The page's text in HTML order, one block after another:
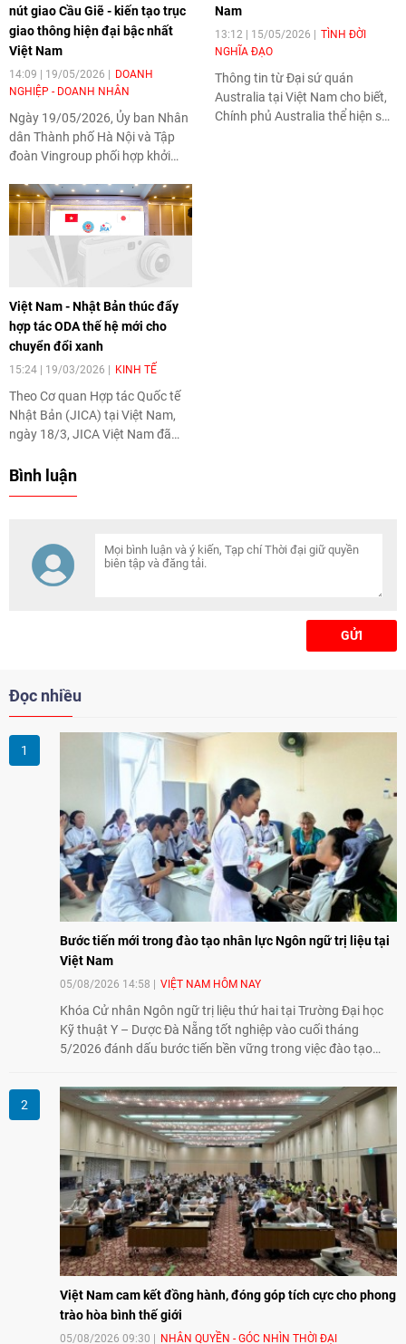
nút giao Cầu Giẽ - kiến tạo trục
giao thông hiện đại bậc nhất
Việt Nam
14:09 | 19/05/2026
DOANH
NGHIỆP - DOANH NHÂN
Ngày 19/05/2026, Ủy ban Nhân
dân Thành phố Hà Nội và Tập
đoàn Vingroup phối hợp khởi
Quốc lộ 1A gắn với chỉnh trang
và tái thiết đô thị - đoạn từ
đường vành đai 1 đến nút giao
Cầu Giẽ. Dự án dự kiến hoàn
thành vào năm 2027 với quy mô
16 làn xe hiện đại bậc nhất Việt
Nam, mở ra không gian phát
triển hoàn toàn mới cho Thủ đô
trong kỷ nguyên đô thị hóa và
kết nối liên vùng.
Nam
13:12 | 15/05/2026
TÌNH ĐỜI
NGHĨA ĐẠO
Thông tin từ Đại sứ quán
Australia tại Việt Nam cho biết,
Chính phủ Australia thể hiện sự
Việt Nam - Nhật Bản thúc đẩy
hợp tác ODA thế hệ mới cho
chuyển đổi xanh
15:24 | 19/03/2026 KINH TẾ
Theo Cơ quan Hợp tác Quốc tế
Nhật Bản (JICA) tại Việt Nam,
ngày 18/3, JICA Việt Nam đã
Nam tổ chức Hội thảo cấp cao
khoảng 320 triệu USD) nhằm hỗ
trợ Việt Nam chuyển đổi xanh,
hướng tới mục tiêu tăng trưởng
Bình luận
GỬI
Đọc nhiều
Bước tiến mới trong đào tạo nhân lực Ngôn ngữ trị liệu tại
Việt Nam
05/08/2026 14:58 VIỆT NAM HÔM NAY
Khóa Cử nhân Ngôn ngữ trị liệu thứ hai tại Trường Đại học
Kỹ thuật Y – Dược Đà Nẵng tốt nghiệp vào cuối tháng
5/2026 đánh dấu bước tiến bền vững trong việc đào tạo
tại Việt Nam.
Việt Nam cam kết đồng hành, đóng góp tích cực cho phong
trào hòa bình thế giới
05/08/2026 09:30 NHÂN QUYỀN - GÓC NHÌN THỜI ĐẠI